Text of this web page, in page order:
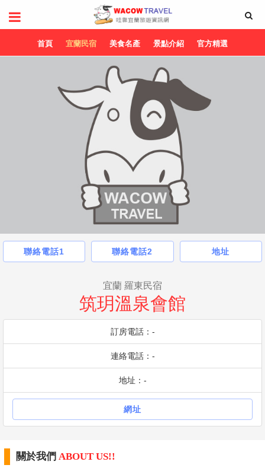
首頁 宜蘭民宿 美食名產 景點介紹 官方精選
聯絡電話1 聯絡電話2 地址
宜蘭 羅東民宿
筑玥溫泉會館
訂房電話：-
連絡電話：-
地址：-
網址
關於我們 ABOUT US!!